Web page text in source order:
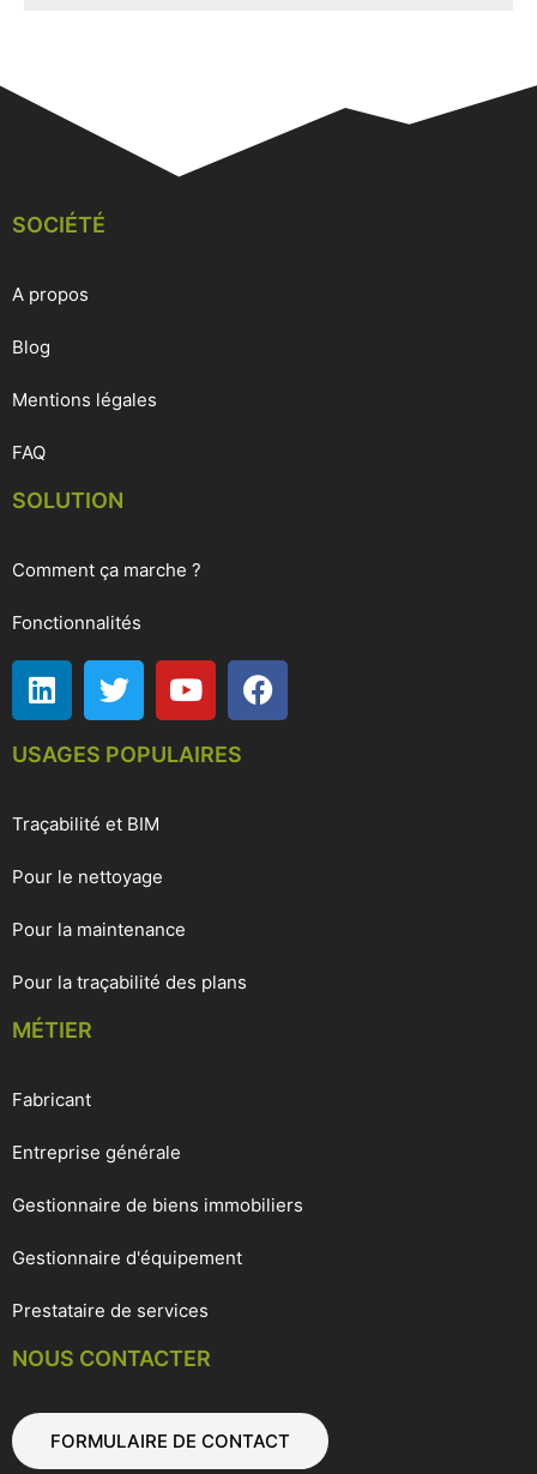
SOCIÉTÉ
A propos
Blog
Mentions légales
FAQ
SOLUTION
Comment ça marche ?
Fonctionnalités
USAGES POPULAIRES
Traçabilité et BIM
Pour le nettoyage
Pour la maintenance
Pour la traçabilité des plans
MÉTIER
Fabricant
Entreprise générale
Gestionnaire de biens immobiliers
Gestionnaire d'équipement
Prestataire de services
NOUS CONTACTER
FORMULAIRE DE CONTACT